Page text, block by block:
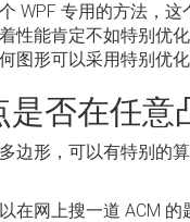
WPF 专用的方法，
性能肯定不如特别优
图形可以采用特别优
是否在任意
边形，可以有特别的
在网上搜一道 ACM